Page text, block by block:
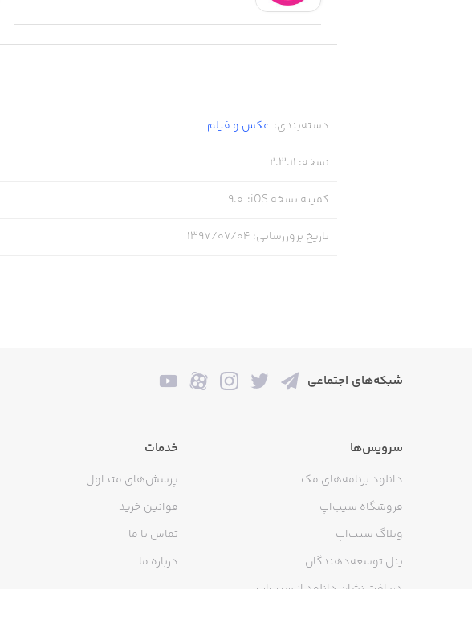
دسته‌بندی: عکس و فیلم
نسخه:
2.3.11
کمینه نسخه iOS :
9.0
تاریخ بروزرسانی: ۱۳۹۷/۰۷/۰۴
شبکه‌های اجتماعی
سرویس‌ها
دانلود برنامه‌های مک
فروشگاه سیب‌اپ
وبلاگ سیب‌اپ
پنل توسعه‌دهندگان
دریافت نشان دانلود از سیب‌اپ
خدمات
پرسش‌های متداول
قوانین خرید
تماس با ما
درباره ما